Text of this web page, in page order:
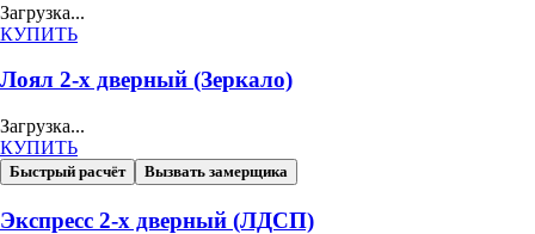
Загрузка...
КУПИТЬ
Лоял 2-х дверный (Зеркало)
Загрузка...
КУПИТЬ
Быстрый расчёт Вызвать замерщика
Экспресс 2-х дверный (ЛДСП)